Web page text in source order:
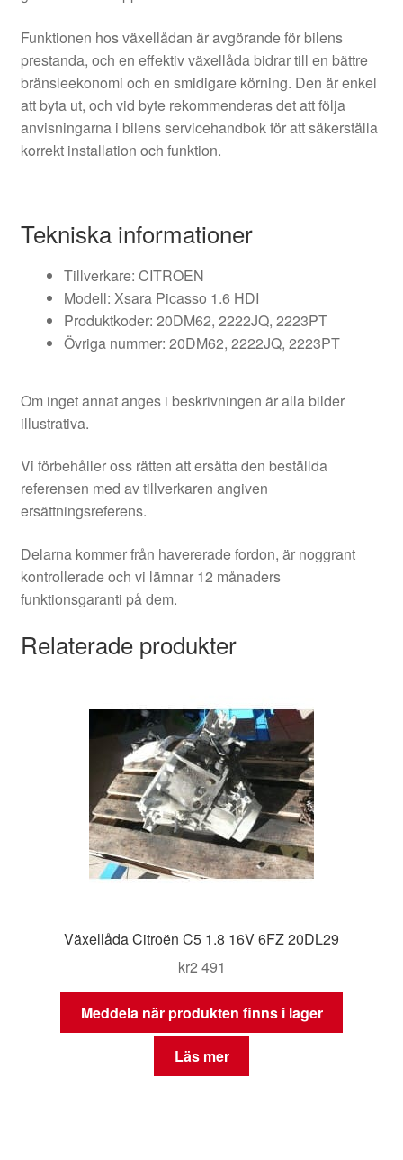
Funktionen hos växellådan är avgörande för bilens
prestanda, och en effektiv växellåda bidrar till en bättre
bränsleekonomi och en smidigare körning. Den är enkel
att byta ut, och vid byte rekommenderas det att följa
anvisningarna i bilens servicehandbok för att säkerställa
korrekt installation och funktion.
Tekniska informationer
Tillverkare: CITROEN
Modell: Xsara Picasso 1.6 HDI
Produktkoder: 20DM62, 2222JQ, 2223PT
Övriga nummer: 20DM62, 2222JQ, 2223PT
Om inget annat anges i beskrivningen är alla bilder
illustrativa.
Vi förbehåller oss rätten att ersätta den beställda
referensen med av tillverkaren angiven
ersättningsreferens.
Delarna kommer från havererade fordon, är noggrant
kontrollerade och vi lämnar 12 månaders
funktionsgaranti på dem.
Relaterade produkter
Växellåda Citroën C5 1.8 16V 6FZ 20DL29
kr2 491
Meddela när produkten finns i lager
Läs mer